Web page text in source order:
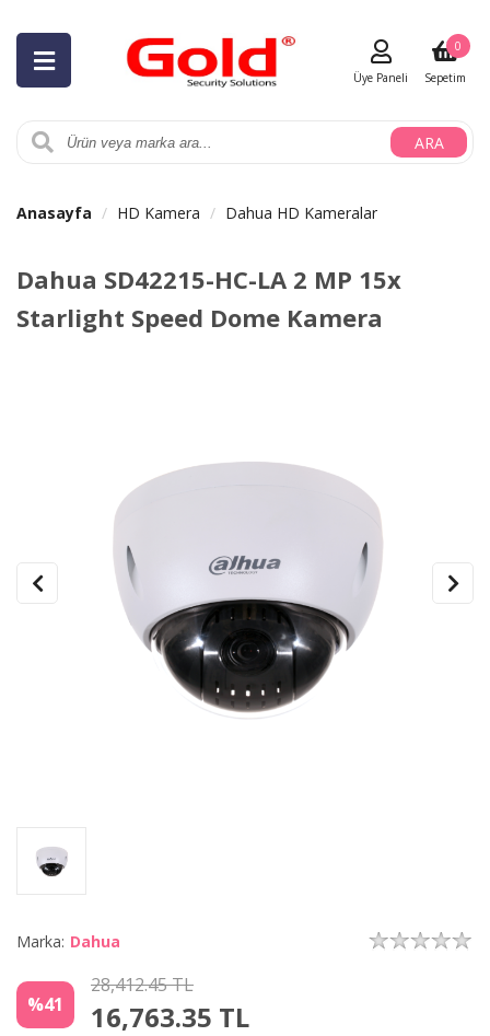
ARA
Üye Paneli Sepetim
0
Anasayfa HD Kamera Dahua HD Kameralar
Dahua SD42215-HC-LA 2 MP 15x
Starlight Speed Dome Kamera
Marka: Dahua
%41
28,412.45 TL
16,763.35 TL